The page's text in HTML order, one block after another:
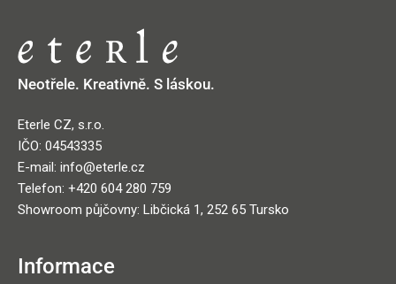
Neotřele. Kreativně. S láskou.
Eterle CZ, s.r.o.
IČO: 04543335
E-mail: info@eterle.cz
Telefon: +420 604 280 759
Showroom půjčovny: Libčická 1, 252 65 Tursko
Informace